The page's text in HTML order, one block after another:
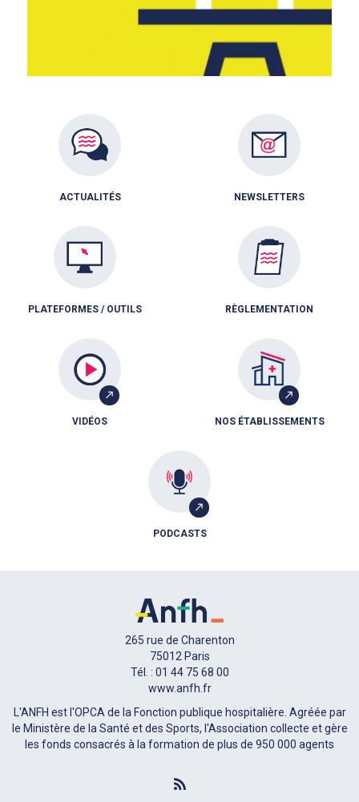
ACTUALITÉS NEWSLETTERS
PLATEFORMES / OUTILS RÈGLEMENTATION
VIDÉOS NOS ÉTABLISSEMENTS
PODCASTS
265 rue de Charenton
75012 Paris
Tél. : 01 44 75 68 00
www.anfh.fr
L'ANFH est l'OPCA de la Fonction publique hospitalière. Agréée par
le Ministère de la Santé et des Sports, l'Association collecte et gère
les fonds consacrés à la formation de plus de 950 000 agents